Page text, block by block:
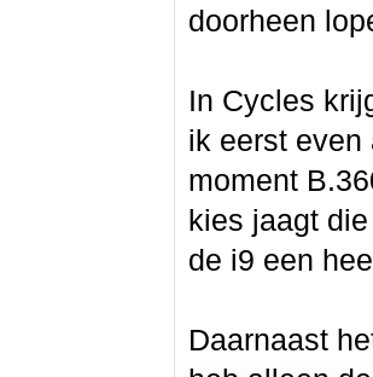
doorheen
In Cycles
ik eerst even
moment
kies jaagt
de i9 een
Daarnaast